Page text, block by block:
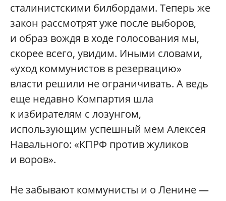
сталинистскими билбордами. Теперь же
закон рассмотрят уже после выборов,
и образ вождя в ходе голосования мы,
скорее всего, увидим. Иными словами,
«уход коммунистов в резервацию»
власти решили не ограничивать. А ведь
еще недавно Компартия шла
к избирателям с лозунгом,
использующим успешный мем Алексея
Навального: «КПРФ против жуликов
и воров».
Не забывают коммунисты и о Ленине —